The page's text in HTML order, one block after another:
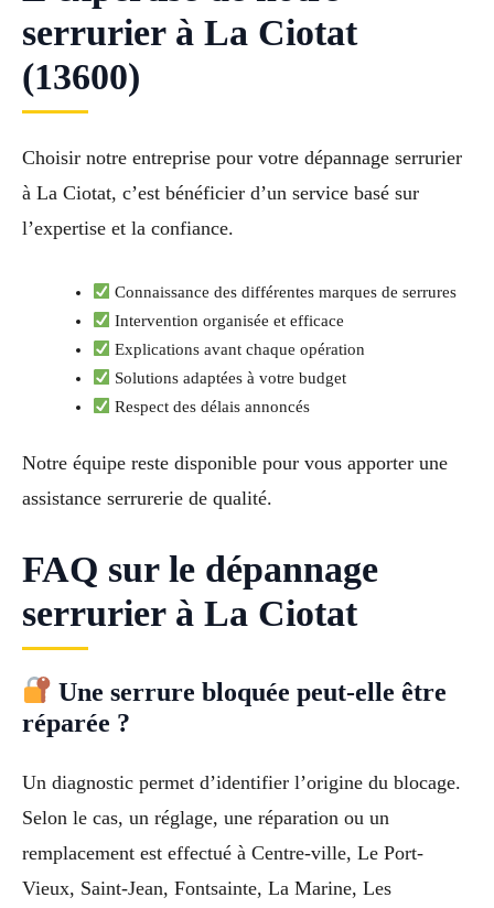
serrurier à La Ciotat
(13600)
Choisir notre entreprise pour votre dépannage serrurier
à La Ciotat, c’est bénéficier d’un service basé sur
l’expertise et la confiance.
Connaissance des différentes marques de serrures
Intervention organisée et efficace
Explications avant chaque opération
Solutions adaptées à votre budget
Respect des délais annoncés
Notre équipe reste disponible pour vous apporter une
assistance serrurerie de qualité.
FAQ sur le dépannage
serrurier à La Ciotat
Une serrure bloquée peut-elle être
réparée ?
Un diagnostic permet d’identifier l’origine du blocage.
Selon le cas, un réglage, une réparation ou un
remplacement est effectué à Centre-ville, Le Port-
Vieux, Saint-Jean, Fontsainte, La Marine, Les